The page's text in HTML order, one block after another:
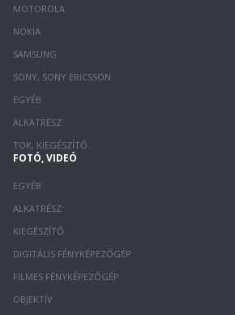
MOTOROLA
NOKIA
SAMSUNG
SONY, SONY ERICSSON
EGYÉB
ALKATRÉSZ
TOK, KIEGÉSZÍTŐ
FOTÓ, VIDEÓ
EGYÉB
ALKATRÉSZ
KIEGÉSZÍTŐ
DIGITÁLIS FÉNYKÉPEZŐGÉP
FILMES FÉNYKÉPEZŐGÉP
OBJEKTÍV